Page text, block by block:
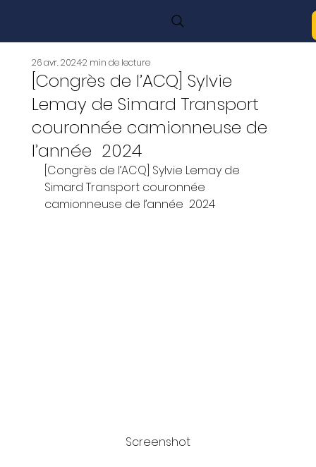
[Congrès de l’ACQ] Sylvie
Lemay de Simard Transport
couronnée camionneuse de
l’année 2024
26 avr. 20242 min de lecture
[Congrès de l’ACQ] Sylvie Lemay de
Simard Transport couronnée
camionneuse de l’année  2024
Screenshot